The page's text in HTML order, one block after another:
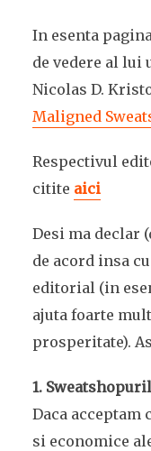
In esenta
de vedere al
Nicolas D.
Maligned
Respectivul
citite aici
Desi ma declar
de acord insa
editorial (in
ajuta foarte
prosperitate).
1.
Daca
si economice